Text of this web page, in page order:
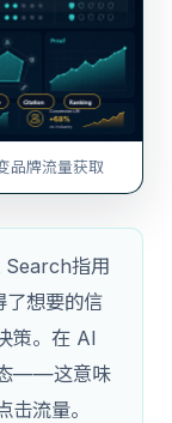
品牌流量获取
指用
了想要的信
策。在 AI
态——这意味
流量。